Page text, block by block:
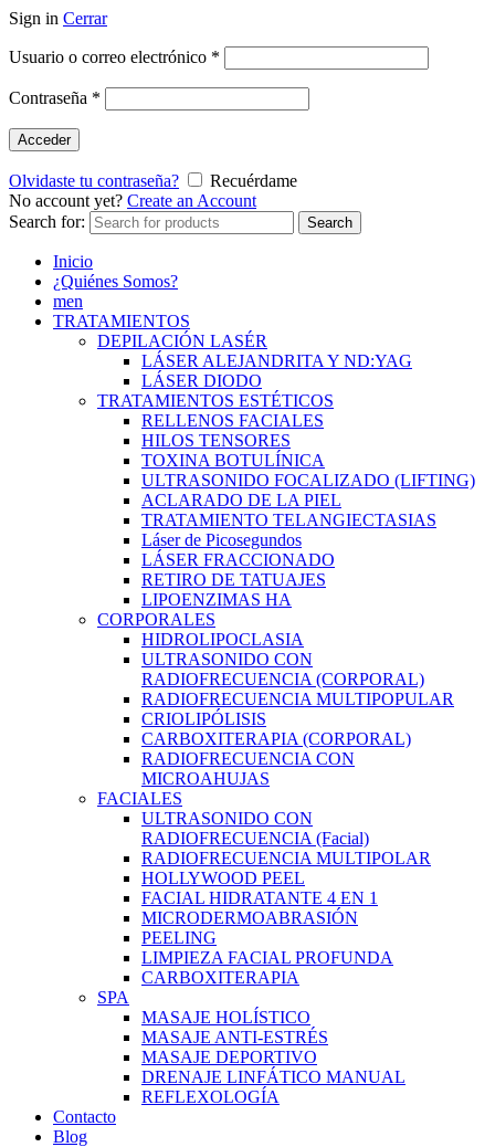
Sign in Cerrar
Usuario o correo electrónico *
Contraseña *
Acceder
Olvidaste tu contraseña?
Recuérdame
No account yet? Create an Account
Search for:
Search
Inicio
¿Quiénes Somos?
men
TRATAMIENTOS
DEPILACIÓN LASÉR
LÁSER ALEJANDRITA Y ND:YAG
LÁSER DIODO
TRATAMIENTOS ESTÉTICOS
RELLENOS FACIALES
HILOS TENSORES
TOXINA BOTULÍNICA
ULTRASONIDO FOCALIZADO (LIFTING)
ACLARADO DE LA PIEL
TRATAMIENTO TELANGIECTASIAS
Láser de Picosegundos
LÁSER FRACCIONADO
RETIRO DE TATUAJES
LIPOENZIMAS HA
CORPORALES
HIDROLIPOCLASIA
ULTRASONIDO CON
RADIOFRECUENCIA (CORPORAL)
RADIOFRECUENCIA MULTIPOPULAR
CRIOLIPÓLISIS
CARBOXITERAPIA (CORPORAL)
RADIOFRECUENCIA CON
MICROAHUJAS
FACIALES
ULTRASONIDO CON
RADIOFRECUENCIA (Facial)
RADIOFRECUENCIA MULTIPOLAR
HOLLYWOOD PEEL
FACIAL HIDRATANTE 4 EN 1
MICRODERMOABRASIÓN
PEELING
LIMPIEZA FACIAL PROFUNDA
CARBOXITERAPIA
SPA
MASAJE HOLÍSTICO
MASAJE ANTI-ESTRÉS
MASAJE DEPORTIVO
DRENAJE LINFÁTICO MANUAL
REFLEXOLOGÍA
Contacto
Blog